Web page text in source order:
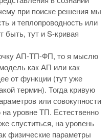
при поиске решения мы
и теплопроводность или
быть, тут и S-кривая
АП-ТП-ФП, то я мыслю
как АП или как
от функции (тут уже
термин). Тогда кривую
или совокупности
уровне ТП. Естественно
спуститься, на уровень
физические параметры